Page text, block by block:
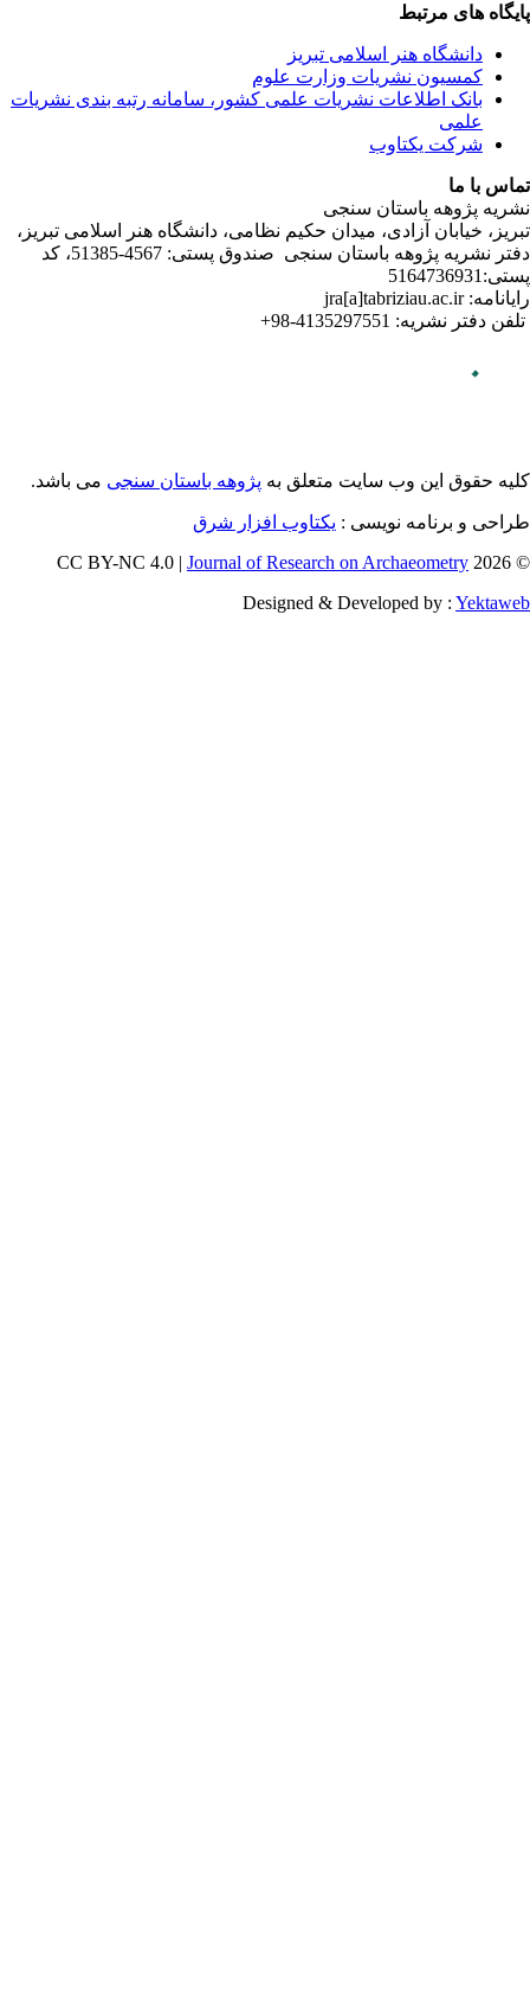
نشریات
تبریز،
دفتر نشریه پژوهه­ باستان­ سنجی صندوق پستی: 4567-51385، کد
باشد.